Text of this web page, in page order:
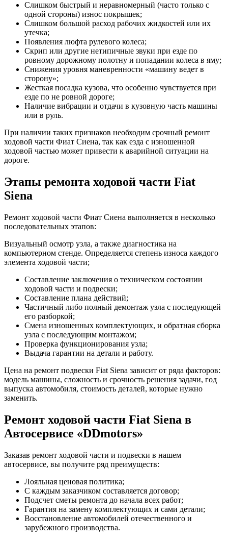
Слишком быстрый и неравномерный (часто только с
одной стороны) износ покрышек;
Слишком большой расход рабочих жидкостей или их
утечка;
Появления люфта рулевого колеса;
Скрип или другие нетипичные звуки при езде по
ровному дорожному полотну и попадании колеса в яму;
Снижения уровня маневренности «машину ведет в
сторону»;
Жесткая посадка кузова, что особенно чувствуется при
езде по не ровной дороге;
Наличие вибрации и отдачи в кузовную часть машины
или в руль.
При наличии таких признаков необходим срочный ремонт
ходовой части Фиат Сиена, так как езда с изношенной
ходовой частью может привести к аварийной ситуации на
дороге.
Этапы ремонта ходовой части Fiat
Siena
Ремонт ходовой части Фиат Сиена выполняется в несколько
последовательных этапов:
Визуальный осмотр узла, а также диагностика на
компьютерном стенде. Определяется степень износа каждого
элемента ходовой части;
Составление заключения о техническом состоянии
ходовой части и подвески;
Составление плана действий;
Частичный либо полный демонтаж узла с последующей
его разборкой;
Смена изношенных комплектующих, и обратная сборка
узла с последующим монтажом;
Проверка функционирования узла;
Выдача гарантии на детали и работу.
Цена на ремонт подвески Fiat Siena зависит от ряда факторов:
модель машины, сложность и срочность решения задачи, год
выпуска автомобиля, стоимость деталей, которые нужно
заменить.
Ремонт ходовой части Fiat Siena в
Автосервисе «DDmotors»
Заказав ремонт ходовой части и подвески в нашем
автосервисе, вы получите ряд преимуществ:
Лояльная ценовая политика;
С каждым заказчиком составляется договор;
Подсчет сметы ремонта до начала всех работ;
Гарантия на замену комплектующих и сами детали;
Восстановление автомобилей отечественного и
зарубежного производства.